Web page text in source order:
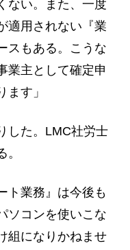
ない。また、一度
適用されない『業
スもある。こうな
業主として確定申
す」
した。LMC社労士
ト業務』は今後も
ソコンを使いこな
組になりかねませ